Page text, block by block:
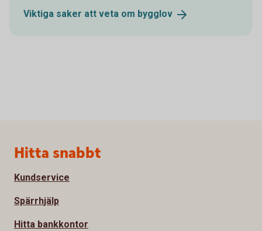
Viktiga saker att veta om bygglov
Sidfot
Hitta snabbt
Kundservice
Spärrhjälp
Hitta bankkontor